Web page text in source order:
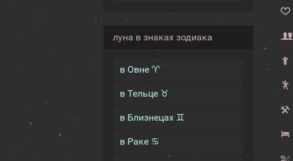
луна в знаках зодиака
в Овне ♈
в Тельце ♉
в Близнецах ♊
в Раке ♋